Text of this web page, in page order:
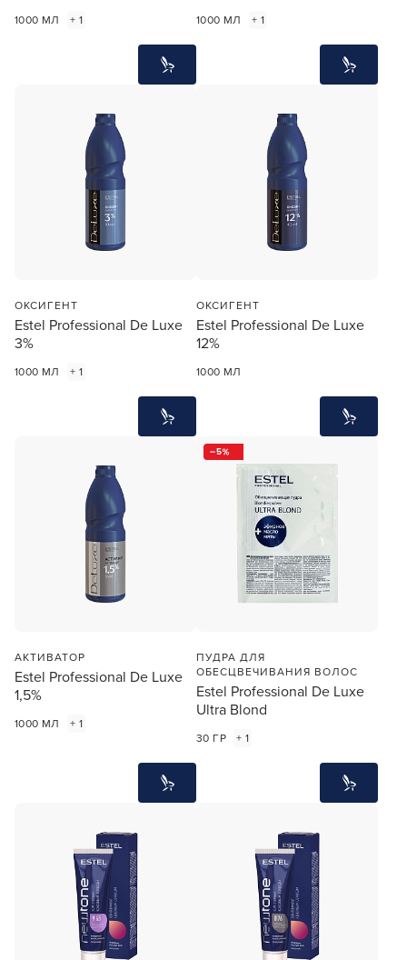
1000 МЛ + 1 1000 МЛ + 1
ОКСИГЕНТ
Estel Professional De Luxe
3%
1000 МЛ + 1
ОКСИГЕНТ
Estel Professional De Luxe
12%
1000 МЛ
АКТИВАТОР
Estel Professional De Luxe
1,5%
1000 МЛ + 1
5
ПУДРА ДЛЯ
ОБЕСЦВЕЧИВАНИЯ ВОЛОС
Estel Professional De Luxe
Ultra Blond
30 ГР + 1